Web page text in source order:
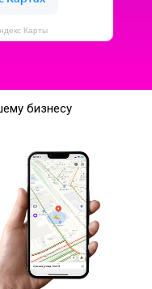
Карты
бизнесу